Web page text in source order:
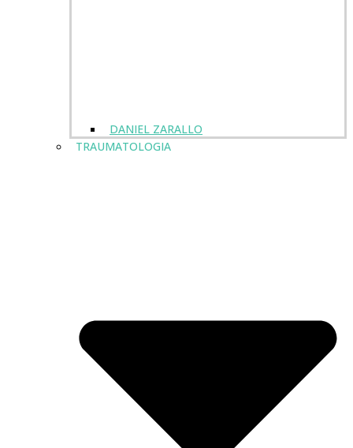
DANIEL ZARALLO
TRAUMATOLOGIA